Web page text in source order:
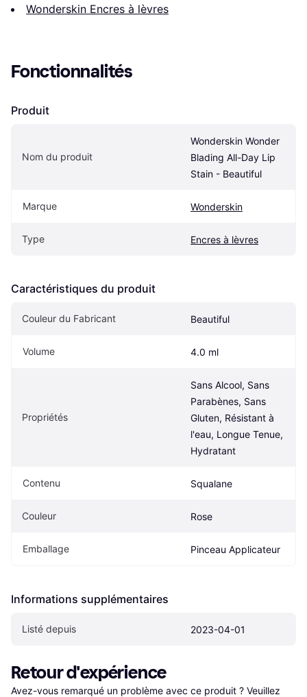
Wonderskin Encres à lèvres
Fonctionnalités
Produit
Nom du produit
Wonderskin Wonder
Blading All-Day Lip
Stain - Beautiful
Marque Wonderskin
Type Encres à lèvres
Caractéristiques du produit
Couleur du Fabricant Beautiful
Volume 4.0 ml
Propriétés
Sans Alcool, Sans
Parabènes, Sans
Gluten, Résistant à
l'eau, Longue Tenue,
Hydratant
Contenu Squalane
Couleur Rose
Emballage Pinceau Applicateur
Informations supplémentaires
Listé depuis 2023-04-01
Retour d'expérience
Avez-vous remarqué un problème avec ce produit ? Veuillez